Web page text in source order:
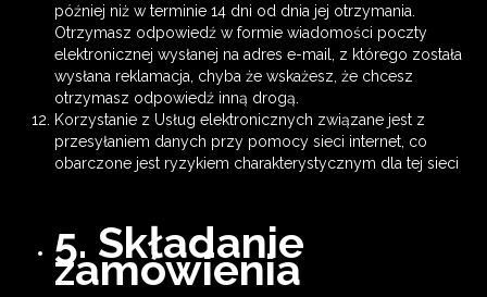
później niż w terminie 14 dni od dnia jej otrzymania.
Otrzymasz odpowiedź w formie wiadomości poczty
elektronicznej wysłanej na adres e-mail, z którego została
wysłana reklamacja, chyba że wskażesz, że chcesz
otrzymasz odpowiedź inną drogą.
Korzystanie z Usług elektronicznych związane jest z
przesyłaniem danych przy pomocy sieci internet, co
obarczone jest ryzykiem charakterystycznym dla tej sieci
5. Składanie
zamówienia